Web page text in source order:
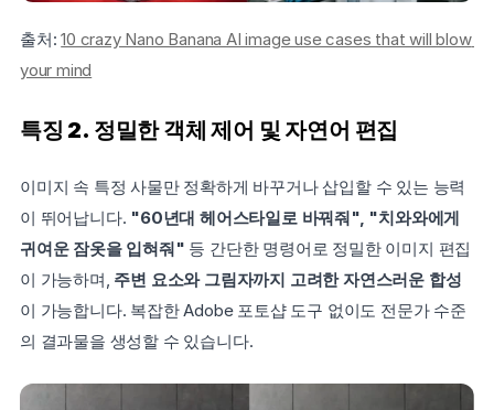
출처: 10 crazy Nano Banana AI image use cases that will blow
your mind
특징 2. 정밀한 객체 제어 및 자연어 편집
이미지 속 특정 사물만 정확하게 바꾸거나 삽입할 수 있는 능력
이 뛰어납니다. "60년대 헤어스타일로 바꿔줘", "치와와에게
귀여운 잠옷을 입혀줘" 등 간단한 명령어로 정밀한 이미지 편집
이 가능하며, 주변 요소와 그림자까지 고려한 자연스러운 합성
이 가능합니다. 복잡한 Adobe 포토샵 도구 없이도 전문가 수준
의 결과물을 생성할 수 있습니다.